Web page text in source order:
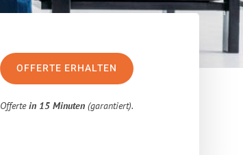
OFFERTE ERHALTEN
Offertein 15 Minuten (garantiert).